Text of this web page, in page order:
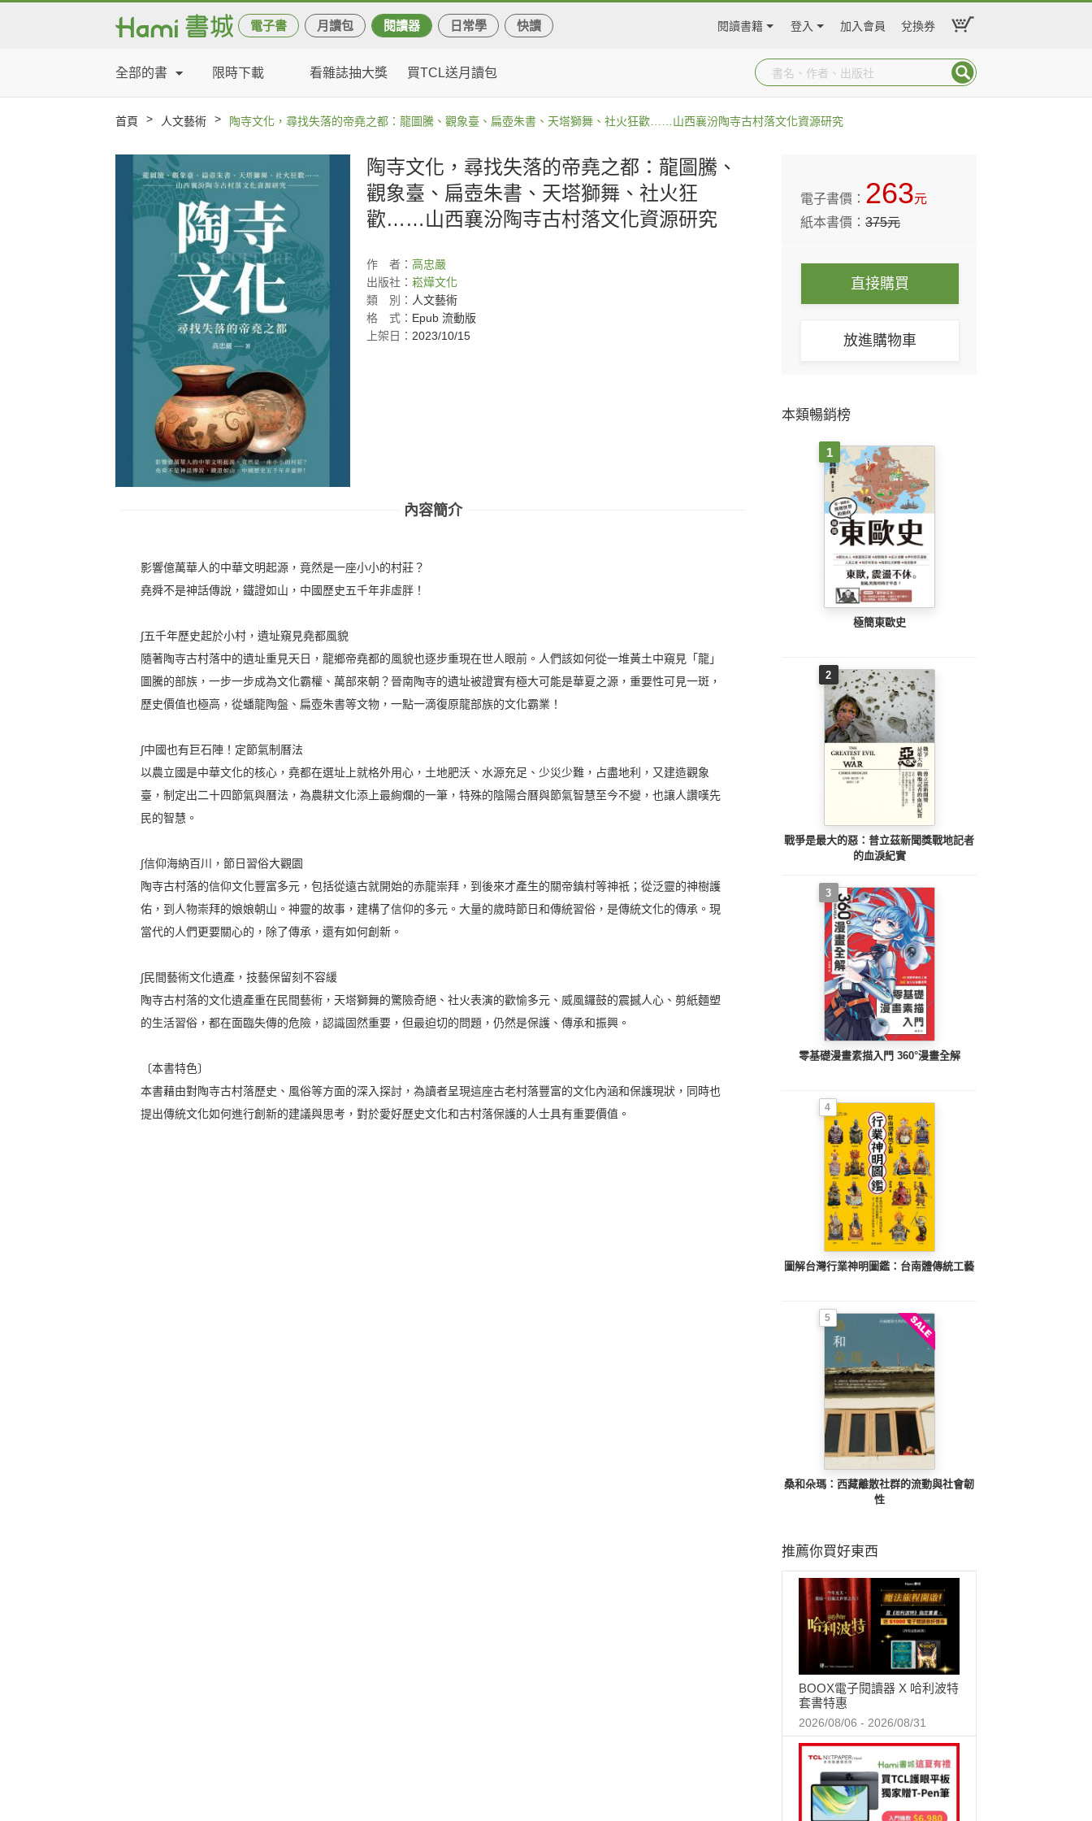
電子書 月讀包 閱讀器 日常學 快讀 閱讀書籍 登入 加入會員 兌換券
全部的書 限時下載 看雜誌抽大獎 買TCL送月讀包
首頁 > 人文藝術 > 陶寺文化，尋找失落的帝堯之都：龍圖騰、觀象臺、扁壺朱書、天塔獅舞、社火狂歡……山西襄汾陶寺古村落文化資源研究
陶寺文化，尋找失落的帝堯之都：龍圖騰、
觀象臺、扁壺朱書、天塔獅舞、社火狂
歡……山西襄汾陶寺古村落文化資源研究
作 者： 高忠嚴
出版社： 崧燁文化
類
別： 人文藝術
格
式： Epub 流動版
上架日： 2023/10/15
內容簡介
影響億萬華人的中華文明起源，竟然是一座小小的村莊？
堯舜不是神話傳說，鐵證如山，中國歷史五千年非虛胖！
∫五千年歷史起於小村，遺址窺見堯都風貌
隨著陶寺古村落中的遺址重見天日，龍鄉帝堯都的風貌也逐步重現在世人眼前。人們該如何從一堆黃土中窺見「龍」
圖騰的部族，一步一步成為文化霸權、萬部來朝？晉南陶寺的遺址被證實有極大可能是華夏之源，重要性可見一斑，
歷史價值也極高，從蟠龍陶盤、扁壺朱書等文物，一點一滴復原龍部族的文化霸業！
∫中國也有巨石陣！定節氣制曆法
以農立國是中華文化的核心，堯都在選址上就格外用心，土地肥沃、水源充足、少災少難，占盡地利，又建造觀象
臺，制定出二十四節氣與曆法，為農耕文化添上最絢爛的一筆，特殊的陰陽合曆與節氣智慧至今不變，也讓人讚嘆先
民的智慧。
∫信仰海納百川，節日習俗大觀園
陶寺古村落的信仰文化豐富多元，包括從遠古就開始的赤龍崇拜，到後來才產生的關帝鎮村等神祇；從泛靈的神樹護
佑，到人物崇拜的娘娘朝山。神靈的故事，建構了信仰的多元。大量的歲時節日和傳統習俗，是傳統文化的傳承。現
當代的人們更要關心的，除了傳承，還有如何創新。
∫民間藝術文化遺產，技藝保留刻不容緩
陶寺古村落的文化遺產重在民間藝術，天塔獅舞的驚險奇絕、社火表演的歡愉多元、威風鑼鼓的震撼人心、剪紙麵塑
的生活習俗，都在面臨失傳的危險，認識固然重要，但最迫切的問題，仍然是保護、傳承和振興。
〔本書特色〕
本書藉由對陶寺古村落歷史、風俗等方面的深入探討，為讀者呈現這座古老村落豐富的文化內涵和保護現狀，同時也
提出傳統文化如何進行創新的建議與思考，對於愛好歷史文化和古村落保護的人士具有重要價值。
電子書價： 263元
紙本書價：375元
直接購買
放進購物車
本類暢銷榜
1
極簡東歐史
2
戰爭是最大的惡：普立茲新聞獎戰地記者
的血淚紀實
3
零基礎漫畫素描入門 360°漫畫全解
4
圖解台灣行業神明圖鑑：台南體傳統工藝
5
桑和朵瑪：西藏離散社群的流動與社會韌
性
推薦你買好東西
BOOX電子閱讀器 X 哈利波特
套書特惠
2026/08/06 - 2026/08/31